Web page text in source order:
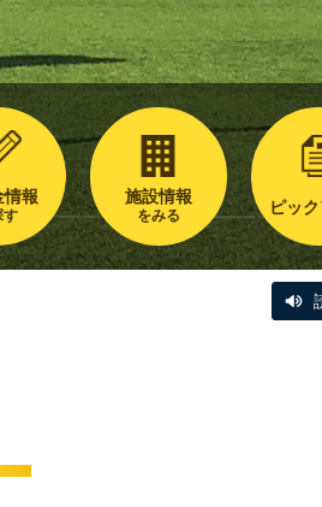
情報
す
施設情報
をみる ピッ